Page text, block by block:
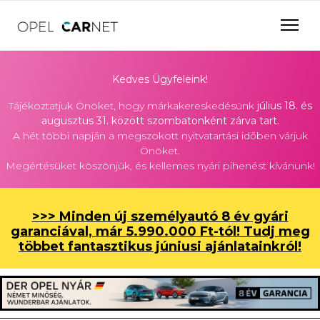
Kedves Ügyfeleink!
Tájékoztatjuk Önöket, hogy márkakereskedésünk július 18. és
augusztus 31. között szombatonként zárva tart.
A hét többi napján a megszokott nyitvatartási időben várjuk
Önöket.
Megértésüket köszönjük, és kellemes nyári pihenést kívánunk!
>>> Minden új személyautó 8 év gyári
garanciával, már 5.990.000 Ft-tól! Tudj meg
többet fantasztikus júniusi ajánlatainkról!